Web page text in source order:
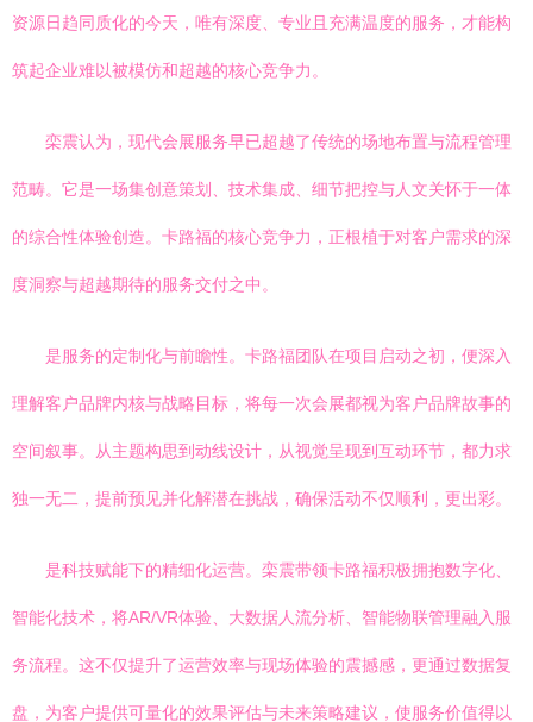
资源日趋同质化的今天，唯有深度、专业且充满温度的服务，才能构
筑起企业难以被模仿和超越的核心竞争力。
栾震认为，现代会展服务早已超越了传统的场地布置与流程管理
范畴。它是一场集创意策划、技术集成、细节把控与人文关怀于一体
的综合性体验创造。卡路福的核心竞争力，正根植于对客户需求的深
度洞察与超越期待的服务交付之中。
是服务的定制化与前瞻性。卡路福团队在项目启动之初，便深入
理解客户品牌内核与战略目标，将每一次会展都视为客户品牌故事的
空间叙事。从主题构思到动线设计，从视觉呈现到互动环节，都力求
独一无二，提前预见并化解潜在挑战，确保活动不仅顺利，更出彩。
是科技赋能下的精细化运营。栾震带领卡路福积极拥抱数字化、
智能化技术，将AR/VR体验、大数据人流分析、智能物联管理融入服
务流程。这不仅提升了运营效率与现场体验的震撼感，更通过数据复
盘，为客户提供可量化的效果评估与未来策略建议，使服务价值得以